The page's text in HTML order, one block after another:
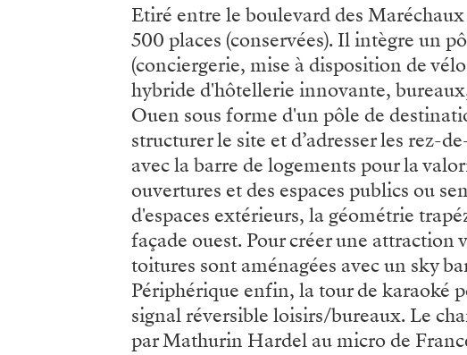
Etiré entre le boulevard des
500 places (conservées). Il intègre un
(conciergerie, mise à disposition de
hybride d'hôtellerie innovante,
Ouen sous forme d'un pôle de
structurer le site et d’adresser les rez-
avec la barre de logements pour la
ouvertures et des espaces publics ou
d'espaces extérieurs, la géométrie
façade ouest. Pour créer une
toitures sont aménagées avec un sky
Périphérique enfin, la tour de karaoké
signal réversible loisirs/bureaux. Le
par Mathurin Hardel au micro de